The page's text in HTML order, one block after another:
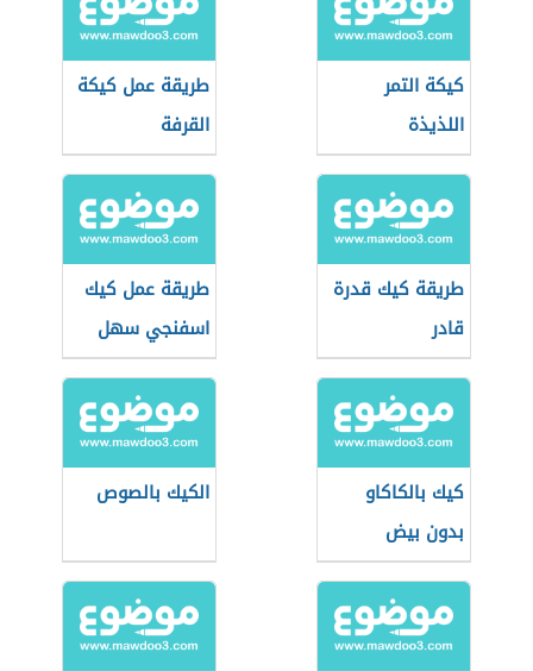
كيكة التمر
اللذيذة
طريقة عمل كيكة
القرفة
طريقة كيك قدرة
قادر
طريقة عمل كيك
اسفنجي سهل
كيك بالكاكاو
بدون بيض
الكيك بالصوص